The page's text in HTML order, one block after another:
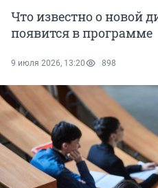
Что известно о новой
появится в программе
9 июля 2026, 13:20 898